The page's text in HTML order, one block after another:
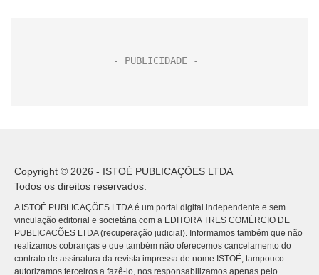
Copyright © 2026 - ISTOÉ PUBLICAÇÕES LTDA
Todos os direitos reservados.
A ISTOÉ PUBLICAÇÕES LTDA é um portal digital independente e sem
vinculação editorial e societária com a EDITORA TRES COMÉRCIO DE
PUBLICACÕES LTDA (recuperação judicial). Informamos também que não
realizamos cobranças e que também não oferecemos cancelamento do
contrato de assinatura da revista impressa de nome ISTOÉ, tampouco
autorizamos terceiros a fazê-lo, nos responsabilizamos apenas pelo